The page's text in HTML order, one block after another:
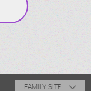
FAMILY SITE